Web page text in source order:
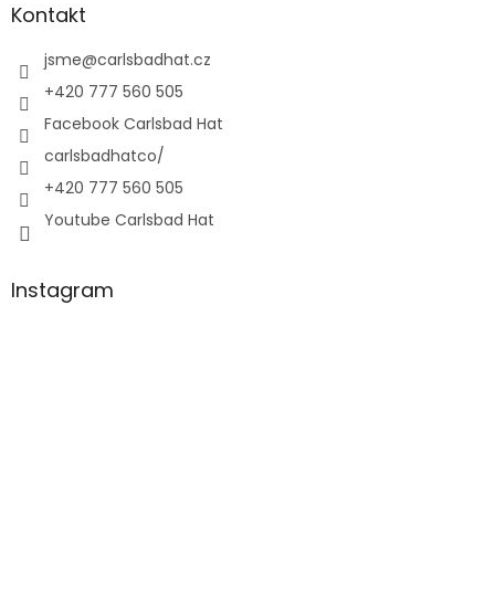
Kontakt
jsme@carlsbadhat.cz
+420 777 560 505
Facebook Carlsbad Hat
carlsbadhatco/
+420 777 560 505
Youtube Carlsbad Hat
Instagram